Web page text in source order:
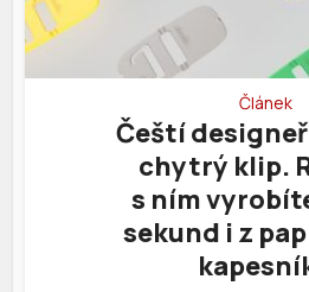
Článek
Čeští
chytrý klip.
s ním
sekund i z